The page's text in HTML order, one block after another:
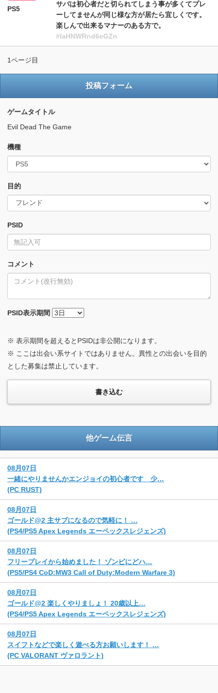
PS5
サバは初心者だと切られてしまう事が多くてプレ
ーしてませんが同じ様な方が居たら宜しくです。
楽しんで出来るマナーのある方で。
#IaHNWRnd6eGZn
1ページ目
投稿フォーム
ゲームタイトル
Evil Dead The Game
機種
目的
PSID
コメント
PSID表示期間
※ 表示期間を超えるとPSIDは非公開になります。
※ ここは出会い系サイトではありません。異性との出会いを目的
とした募集は禁止しています。
他ゲーム伝言
08月07日
一緒にやりませんかエンジョイの初心者です 少…
(PC RUST)
08月07日
ゴールド@2 主サブになるので気軽に！ …
(PS4/PS5 Apex Legends エーペックスレジェンズ)
08月07日
フリープレイから始めました！ ゾンビにどハ…
(PS5/PS4 CoD:MW3 Call of Duty:Modern Warfare 3)
08月07日
ゴールド@2 楽しくやりましょ！ 20歳以上…
(PS4/PS5 Apex Legends エーペックスレジェンズ)
08月07日
スイフトなどで楽しく遊べる方お願いします！ …
(PC VALORANT ヴァロラント)